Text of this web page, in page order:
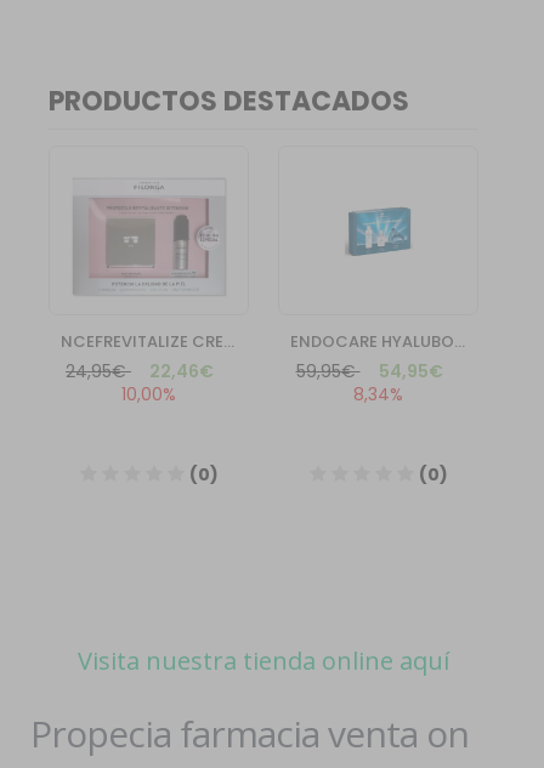
Visita nuestra tienda online aquí
Propecia farmacia venta on